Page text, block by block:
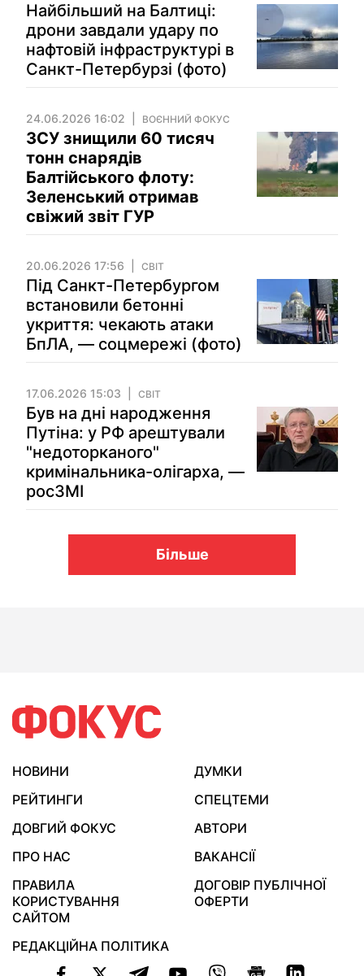
Найбільший на Балтиці:
дрони завдали удару по
нафтовій інфраструктурі в
Санкт-Петербурзі (фото)
24.06.2026 16:02 ВОЄННИЙ ФОКУС
ЗСУ знищили 60 тисяч
тонн снарядів
Балтійського флоту:
Зеленський отримав
свіжий звіт ГУР
20.06.2026 17:56 СВІТ
Під Санкт-Петербургом
встановили бетонні
укриття: чекають атаки
БпЛА, — соцмережі (фото)
17.06.2026 15:03 СВІТ
Був на дні народження
Путіна: у РФ арештували
"недоторканого"
кримінальника-олігарха, —
росЗМІ
Більше
НОВИНИ
ДУМКИ
РЕЙТИНГИ
СПЕЦТЕМИ
ДОВГИЙ ФОКУС
АВТОРИ
ПРО НАС
ВАКАНСІЇ
ПРАВИЛА
КОРИСТУВАННЯ
САЙТОМ
ДОГОВІР ПУБЛІЧНОЇ
ОФЕРТИ
РЕДАКЦІЙНА ПОЛІТИКА